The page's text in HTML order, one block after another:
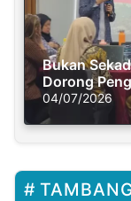
Bukan
Dorong
Solusi Krisis
04/07/2026